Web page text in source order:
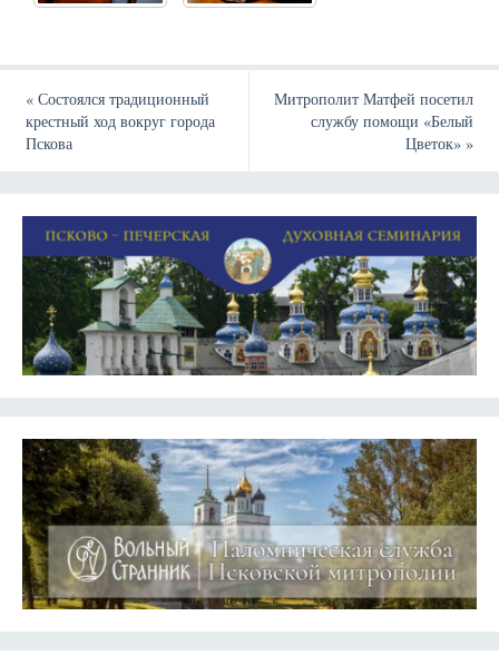
«Состоялся традиционный
крестный ход вокруг города
Пскова
Митрополит Матфей посетил
службу помощи «Белый
Цветок»»